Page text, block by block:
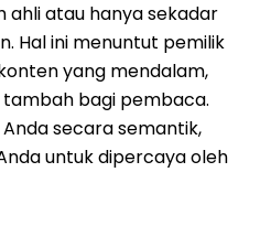
ahli atau hanya sekadar
Hal ini menuntut pemilik
yang mendalam,
bagi pembaca.
secara semantik,
untuk dipercaya oleh